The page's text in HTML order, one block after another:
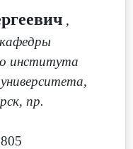
,
института
пр.